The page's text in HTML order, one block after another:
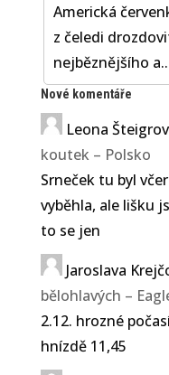
Americká
z čeledi
nejběznějšího
Nové komentáře
Leona
koutek – Polsko
Srneček tu byl
vyběhla, ale lišku
to se jen
Jaroslava
bělohlavých –
2.12. hrozné
hnízdě 11,45